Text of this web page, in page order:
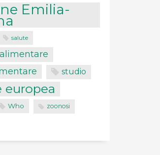
Emilia-
salute
studio
europea
Who zoonosi